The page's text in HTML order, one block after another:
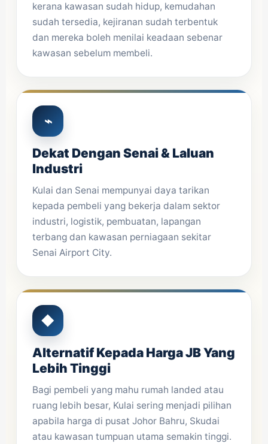
kerana kawasan sudah hidup, kemudahan
sudah tersedia, kejiranan sudah terbentuk
dan mereka boleh menilai keadaan sebenar
kawasan sebelum membeli.
⌁
Dekat Dengan Senai & Laluan
Industri
Kulai dan Senai mempunyai daya tarikan
kepada pembeli yang bekerja dalam sektor
industri, logistik, pembuatan, lapangan
terbang dan kawasan perniagaan sekitar
Senai Airport City.
◆
Alternatif Kepada Harga JB Yang
Lebih Tinggi
Bagi pembeli yang mahu rumah landed atau
ruang lebih besar, Kulai sering menjadi pilihan
apabila harga di pusat Johor Bahru, Skudai
atau kawasan tumpuan utama semakin tinggi.